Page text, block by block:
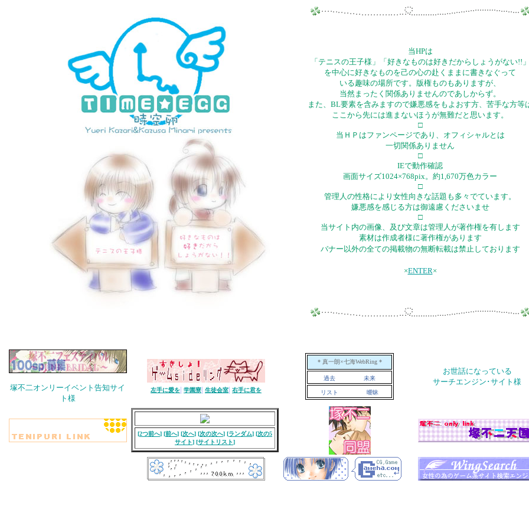
当HPは
「テニスの王子様」「好きなものは好きだからしょうがない!!
を中心に好きなものを己の心の赴くままに書きなぐって
いる趣味の場所です。版権ものもありますが、
当然まったく関係ありませんのであしからず。
また、BL要素を含みますので嫌悪感をもよおす方、苦手な方等
ここから先には進まないほうが無難だと思います。
□
当ＨＰはファンページであり、オフィシャルとは
一切関係ありません
□
IEで動作確認
画面サイズ1024×768pix。約1,670万色カラー
□
管理人の性格により女性向きな話題も多々でています。
嫌悪感を感じる方は御遠慮くださいませ
□
当サイト内の画像、及び文章は管理人が著作権を有します
素材は作成者様に著作権があります
バナー以外の全ての掲載物の無断転載は禁止しております
×ENTER×
塚不二オンリーイベント告知サイ
ト様
左手に愛を| 学園寮| 生徒会室| 右手に君を
* 真一朗×七海WebRing *
過去 未来
リスト 曖昧
お世話になっている
サーチエンジン･サイト様
[2つ前へ] [前へ] [次へ] [次の次へ] [ランダム] [次の5
サイト] [サイトリスト]